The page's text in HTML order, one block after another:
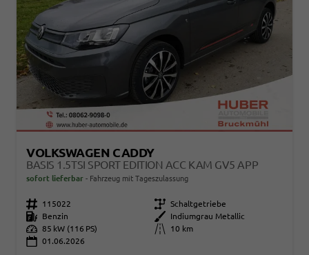
VOLKSWAGEN CADDY
BASIS 1.5TSI SPORT EDITION ACC KAM GV5 APP
sofort lieferbar Fahrzeug mit Tageszulassung
Fahrzeugnr. 115022 Getriebe Schaltgetriebe
Kraftstoff
Benzin Außenfarbe
Indiumgrau Metallic
Leistung 85 kW (116 PS) Kilometerstand
10 km
01.06.2026